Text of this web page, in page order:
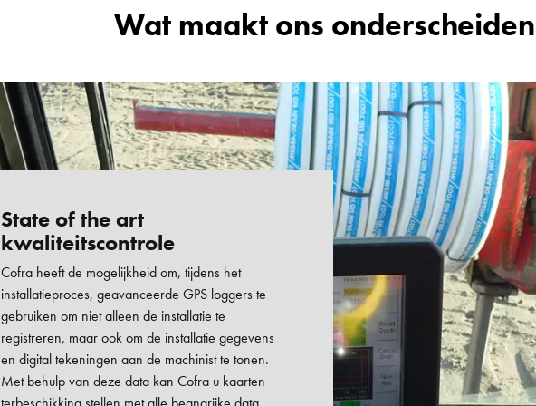
Wat maakt ons
State of the art
kwaliteitscontrole
Cofra heeft de mogelijkheid om, tijdens het
installatieproces, geavanceerde GPS loggers te
gebruiken om niet alleen de installatie te
registreren, maar ook om de installatie gegevens
en digital tekeningen aan de machinist te tonen.
Met behulp van deze data kan Cofra u kaarten